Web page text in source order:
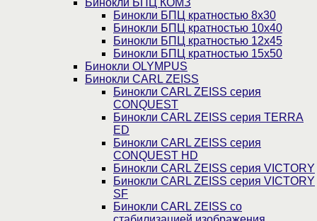
Бинокли БПЦ КОМЗ
Бинокли БПЦ кратностью 8х30
Бинокли БПЦ кратностью 10х40
Бинокли БПЦ кратностью 12х45
Бинокли БПЦ кратностью 15х50
Бинокли OLYMPUS
Бинокли CARL ZEISS
Бинокли CARL ZEISS серия
CONQUEST
Бинокли CARL ZEISS серия TERRA
ED
Бинокли CARL ZEISS серия
CONQUEST HD
Бинокли CARL ZEISS серия VICTORY
Бинокли CARL ZEISS серия VICTORY
SF
Бинокли CARL ZEISS со